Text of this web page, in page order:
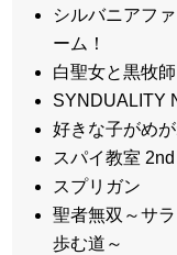
シルバニアフ
ーム！
白聖女と黒牧師
SYNDUALITY
好きな子がめ
スパイ教室
スプリガン
聖者無双～サ
歩む道～